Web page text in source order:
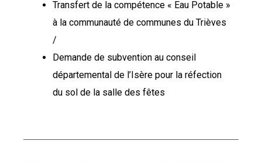
Transfert de la compétence « Eau Potable »
à la communauté de communes du Trièves
/
Demande de subvention au conseil
départemental de l’Isère pour la réfection
du sol de la salle des fêtes